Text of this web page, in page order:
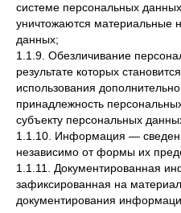
системе персональных
уничтожаются материальные
данных;
1.1.9. Обезличивание
результате которых
использования
принадлежность
субъекту персональных
1.1.10. Информация —
независимо от формы их
1.1.11. Документированная
зафиксированная на
документирования